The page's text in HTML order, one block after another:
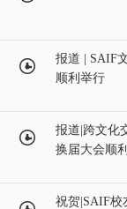
报道 | SAIF
顺利举行
报道|跨文化
换届大会顺
祝贺|SAIF校